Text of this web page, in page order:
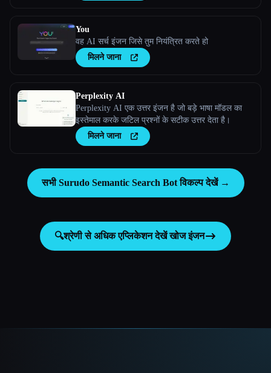
You
वह AI सर्च इंजन जिसे तुम नियंत्रित करते हो
मिलने जाना
Perplexity AI
Perplexity AI एक उत्तर इंजन है जो बड़े भाषा मॉडल का
इस्तेमाल करके जटिल प्रश्नों के सटीक उत्तर देता है।
मिलने जाना
सभी Surudo Semantic Search Bot विकल्प देखें →
🔍श्रेणी से अधिक एप्लिकेशन देखेंखोज इंजन